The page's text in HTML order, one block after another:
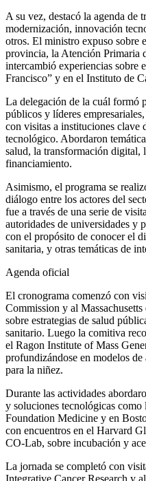
A su vez, destacó la agenda de
modernización, innovación
otros. El ministro expuso sobre
provincia, la Atención Primaria
intercambió experiencias sobre
Francisco” y en el Instituto de
La delegación de la cuál formó
públicos y líderes
con visitas a instituciones clave
tecnológico. Abordaron
salud, la transformación digital,
financiamiento.
Asimismo, el programa se
diálogo entre los actores del
fue a través de una serie de
autoridades de universidades y
con el propósito de conocer el
sanitaria, y otras temáticas de
Agenda oficial
El cronograma comenzó con
Commission y al
sobre estrategias de salud
sanitario. Luego la comitiva
el Ragon Institute of Mass
profundizándose en modelos
para la niñez.
Durante las actividades
y soluciones tecnológicas
Foundation Medicine y en
con encuentros en el Harvard
CO-Lab, sobre incubación y
La jornada se completó con